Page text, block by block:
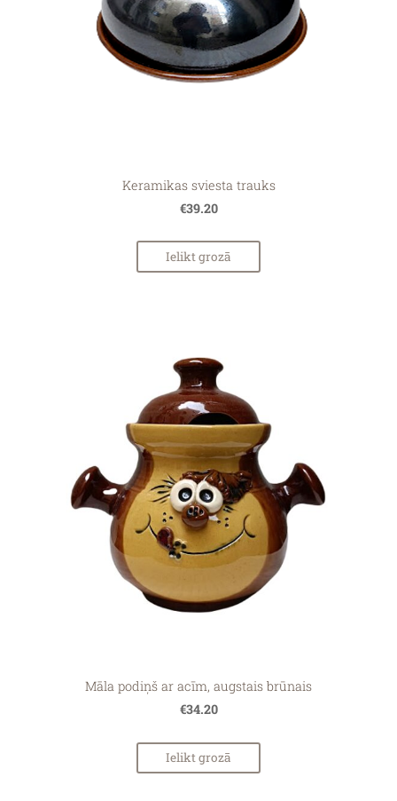
Keramikas sviesta trauks
€39.20
Ielikt grozā
Māla podiņš ar acīm, augstais brūnais
€34.20
Ielikt grozā